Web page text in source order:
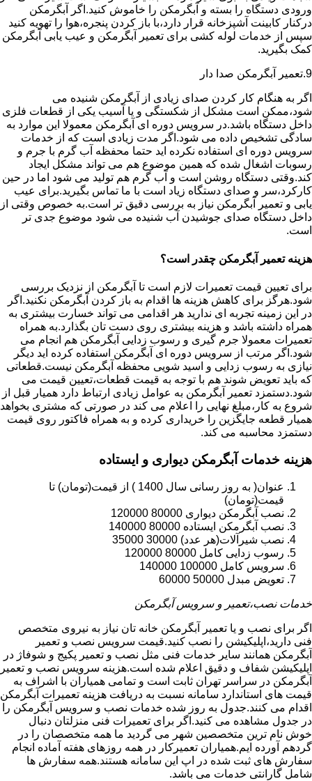
ورودی دستگاه را بسته و آبگرمکن را خاموش کنید.اگر آبگرمکن
درکنار کابینت آشپزخانه قرار دارد،با باز کردن پنجره،هوا را تهویه کنید
سپس از خدمات لوله کشی برای تعمیر آبگرمکن و عیب یابی آبگرمکن
کمک بگیرید.
9.تعمیر آبگرمکن صدا دار
اگر به هنگام کار کردن صدای زیادی از آبگرمکن شنیده می
شود،ممکن است مشکل از شکستگی و یا آسیب یکی از قطعات فلزی
داخل دستگاه باشد.در سرویس دوره ای آبگرمکن معمولا این موارد به
سادگی تشخیص داده می شود.اگر مدت زیادی است که از خدمات
سرویس دوره ای استفاده نکرده اید حتما محفظه آب گرم با جرم و
رسوبات اشغال شده که همین موضوع هم می تواند مشکل ایجاد
کند.وقتی دستگاه روشن است و آب گرم هم تولید می شود اما در حین
کارکرد،سر و صدای دستگاه زیاد است با ما تماس بگیرید.برای عیب
یابی و تعمیر آبگرمکن نیاز به بررسی دقیق تر است.به خصوص وقتی از
داخل دستگاه صدای جوشیدن آب شنیده می شود موضوع جدی تر
است.
هزینه تعمیر آبگرمکن چقدر است؟
برای تعیین قیمت تعمیرات لازم است تا آبگرمکن از نزدیک بررسی
شود.هرگز برای کاهش هزینه ها اقدام به باز کردن آبگرمکن نکنید.اگر
در این زمینه تجربه ای ندارید هر اقدامی می تواند خسارت بیشتری به
همراه داشته باشد و هزینه بیشتری روی دست تان بگذارد.به همراه
تعمیرات معمولا جرم گیری و رسوب زدایی آبگرمکن هم انجام می
شود.اگر مرتب از سرویس دوره ای آبگرمکن استفاده کرده اید دیگر
نیازی به رسوب زدایی و اسید شویی محفظه آبگرمکن نیست.قطعاتی
که باید تعویض شوند هم با توجه به قیمت قطعات،تعیین قیمت می
شود.دستمزد تعمیر آبگرمکن به عوامل زیادی ارتباط دارد همیار قبل از
شروع به کار،مبلغ نهایی را اعلام می کند در صورتی که مشتری بخواهد
همیار قطعه جایگزین را خریداری کرده و به همراه فاکتور روی قیمت
دستمزد محاسبه می کند.
هزینه خدمات آبگرمکن دیواری و ایستاده
عنوان( به روز رسانی سال 1400 ) از قیمت(تومان) تا
قیمت(تومان)
نصب آبگرمکن دیواری 80000 120000
نصب آبگرمکن ایستاده 80000 140000
نصب شیرآلات(هر عدد) 30000 35000
رسوب زدایی کامل 80000 120000
سرویس کامل 100000 140000
تعویض مبدل 50000 60000
خدمات نصب،تعمیر و سرویس آبگرمکن
اگر برای نصب و یا تعمیر آبگرمکن خانه تان نیاز به نیروی متخصص
فنی دارید،اپلیکیشن را نصب کنید.قیمت سرویس نصب و تعمیر
آبگرمکن همانند سایر خدمات فنی مثل نصب و تعمیر پکیج و شوفاژ در
اپلیکیشن شفاف و دقیق اعلام شده است.هزینه سرویس نصب و تعمیر
آبگرمکن در سراسر تهران ثابت است و تمامی همیاران با اشراف به
قیمت های استاندارد سامانه نسبت به دریافت هزینه تعمیرات آبگرمکن
اقدام می کنند.جدول به روز شده خدمات نصب و سرویس آبگرمکن را
در جدول مشاهده می کنید.اگر برای تعمیرات فنی منزلتان دنبال
خوش نام ترین متخصصین شهر می گردید ما همه متخصصان را در
گردهم آورده ایم.همیاران تعمیرکار در همه روزهای هفته آماده انجام
سفارش های ثبت شده در اپ این سامانه هستند.همه سفارش ها
شامل گارانتی خدمات می باشد.